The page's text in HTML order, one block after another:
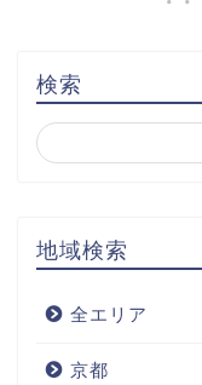
検索
地域検索
全エリア
京都